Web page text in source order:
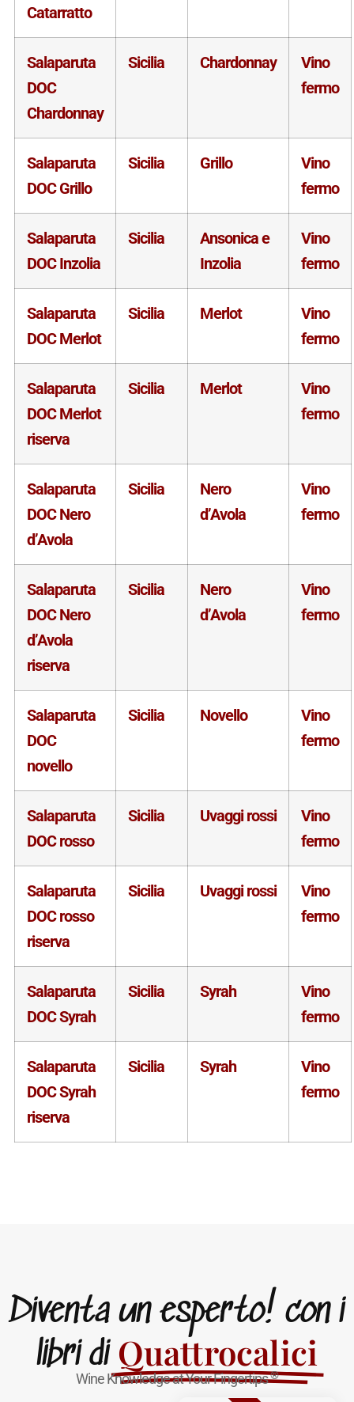
Catarratto
Salaparuta
DOC
Chardonnay
Sicilia Chardonnay
Vino
fermo
Salaparuta
DOC Grillo
Sicilia Grillo
Vino
fermo
Salaparuta
DOC Inzolia
Sicilia
Ansonica e
Inzolia
Vino
fermo
Salaparuta
DOC Merlot
Sicilia Merlot
Vino
fermo
Salaparuta
DOC Merlot
riserva
Sicilia Merlot
Vino
fermo
Salaparuta
DOC Nero
d’Avola
Sicilia
Nero
d’Avola
Vino
fermo
Salaparuta
DOC Nero
d’Avola
riserva
Sicilia
Nero
d’Avola
Vino
fermo
Salaparuta
DOC
novello
Sicilia Novello
Vino
fermo
Salaparuta
DOC rosso
Sicilia Uvaggi rossi
Vino
fermo
Salaparuta
DOC rosso
riserva
Sicilia Uvaggi rossi
Vino
fermo
Salaparuta
DOC Syrah
Sicilia Syrah
Vino
fermo
Salaparuta
DOC Syrah
riserva
Sicilia Syrah
Vino
fermo
Diventa un esperto! con i
libri di Quattrocalici
Wine Knowledge at Your Fingertips®